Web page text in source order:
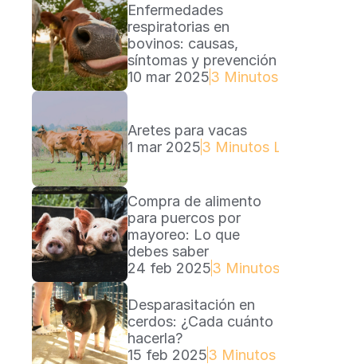
Enfermedades
respiratorias en
bovinos: causas,
síntomas y prevención
10 mar 20253 Minutos Lectura
Aretes para vacas
1 mar 20253 Minutos Lectura
Compra de alimento
para puercos por
mayoreo: Lo que
debes saber
24 feb 20253 Minutos Lectura
Desparasitación en
cerdos: ¿Cada cuánto
hacerla?
15 feb 20253 Minutos Lectura